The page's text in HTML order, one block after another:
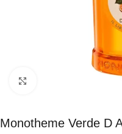
Monotheme Verde D